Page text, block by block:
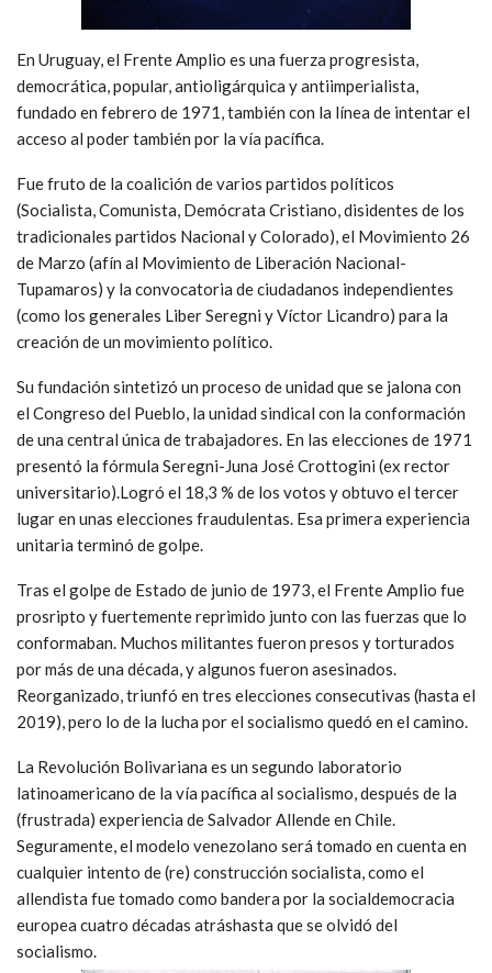
En Uruguay, el Frente Amplio es una fuerza progresista,
democrática, popular, antioligárquica y antiimperialista,
fundado en febrero de 1971, también con la línea de intentar el
acceso al poder también por la vía pacífica.
Fue fruto de la coalición de varios partidos políticos
(Socialista, Comunista, Demócrata Cristiano, disidentes de los
tradicionales partidos Nacional y Colorado), el Movimiento 26
de Marzo (afín al Movimiento de Liberación Nacional-
Tupamaros) y la convocatoria de ciudadanos independientes
(como los generales Liber Seregni y Víctor Licandro) para la
creación de un movimiento político.
Su fundación sintetizó un proceso de unidad que se jalona con
el Congreso del Pueblo, la unidad sindical con la conformación
de una central única de trabajadores. En las elecciones de 1971
presentó la fórmula Seregni-Juna José Crottogini (ex rector
universitario).Logró el 18,3 % de los votos y obtuvo el tercer
lugar en unas elecciones fraudulentas. Esa primera experiencia
unitaria terminó de golpe.
Tras el golpe de Estado de junio de 1973, el Frente Amplio fue
prosripto y fuertemente reprimido junto con las fuerzas que lo
conformaban. Muchos militantes fueron presos y torturados
por más de una década, y algunos fueron asesinados.
Reorganizado, triunfó en tres elecciones consecutivas (hasta el
2019), pero lo de la lucha por el socialismo quedó en el camino.
La Revolución Bolivariana es un segundo laboratorio
latinoamericano de la vía pacífica al socialismo, después de la
(frustrada) experiencia de Salvador Allende en Chile.
Seguramente, el modelo venezolano será tomado en cuenta en
cualquier intento de (re) construcción socialista, como el
allendista fue tomado como bandera por la socialdemocracia
europea cuatro décadas atráshasta que se olvidó del
socialismo.